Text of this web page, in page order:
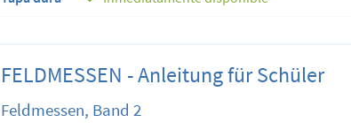
FELDMESSEN - Anleitung für Schüler
Feldmessen, Band 2